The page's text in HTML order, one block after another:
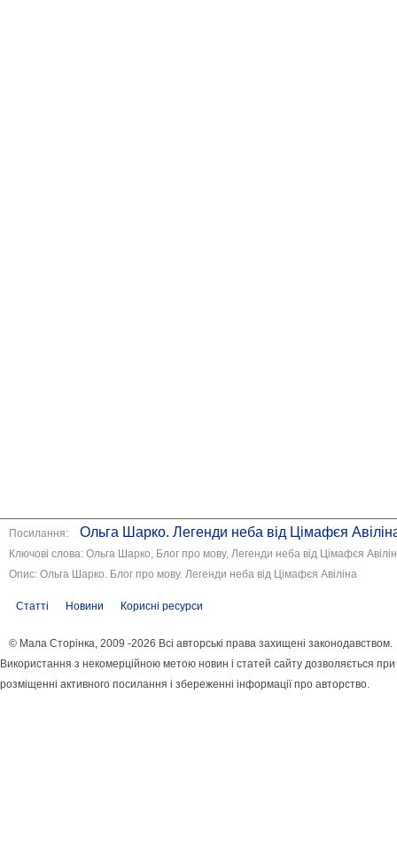
Посилання: Ольга Шарко. Легенди неба від Цімафєя
Ключові слова: Ольга Шарко, Блог про мову, Легенди неба від Цімафєя
Опис: Ольга Шарко. Блог про мову. Легенди неба від Цімафєя Авіліна
Статті Новини Корисні ресурси
© Мала Сторінка, 2009 -2026 Всі авторські права захищені законодавством.
Використання з некомерційною метою новин і статей сайту дозволяється при
розміщенні активного посилання і збереженні інформації про авторство.